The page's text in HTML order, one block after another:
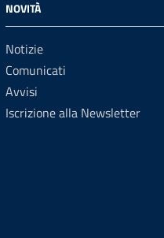
NOVITÀ
Notizie
Comunicati
Avvisi
Iscrizione alla Newsletter